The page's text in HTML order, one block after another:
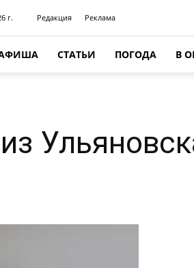
г. Редакция Реклама
СТАТЬИ ПОГОДА В